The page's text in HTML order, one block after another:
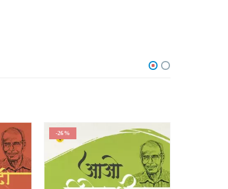
-26%